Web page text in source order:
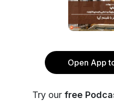
Open App
Try our free